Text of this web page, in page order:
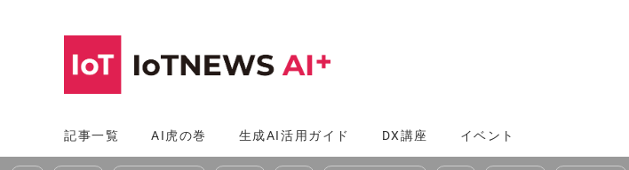
へ
記事一覧 AI虎の巻 生成AI活用ガイド DX講座 イベント